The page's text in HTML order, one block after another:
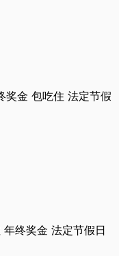
奖金 包吃住 法定节假
年终奖金 法定节假日